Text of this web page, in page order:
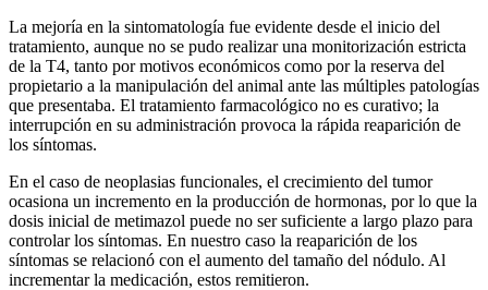
La mejoría en la sintomatología fue evidente desde el inicio del
tratamiento, aunque no se pudo realizar una monitorización estricta
de la T4, tanto por motivos económicos como por la reserva del
propietario a la manipulación del animal ante las múltiples patologías
que presentaba. El tratamiento farmacológico no es curativo; la
interrupción en su administración provoca la rápida reaparición de
los síntomas.
En el caso de neoplasias funcionales, el crecimiento del tumor
ocasiona un incremento en la producción de hormonas, por lo que la
dosis inicial de metimazol puede no ser suficiente a largo plazo para
controlar los síntomas. En nuestro caso la reaparición de los
síntomas se relacionó con el aumento del tamaño del nódulo. Al
incrementar la medicación, estos remitieron.